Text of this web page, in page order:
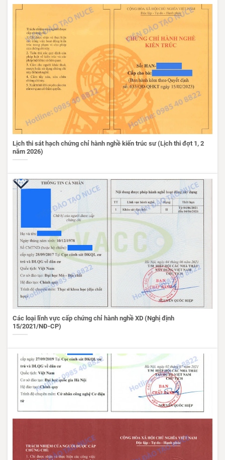
Lịch thi sát hạch chứng chỉ hành nghề kiến trúc sư (Lịch thi đợt 1, 2
năm 2026)
Các loại lĩnh vực cấp chứng chỉ hành nghề XD (Nghị định
15/2021/NĐ-CP)